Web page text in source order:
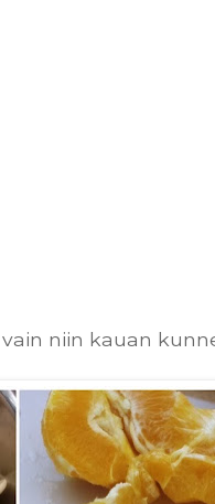
niin kauan